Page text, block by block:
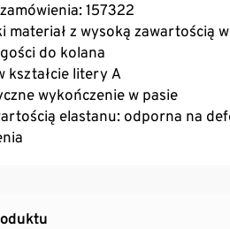
157322
materiał z wysoką zawartością
do kolana
kształcie litery A
wykończenie w pasie
elastanu: odporna na